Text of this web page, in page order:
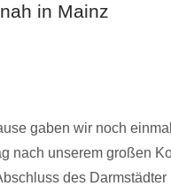
in Mainz
gaben wir noch
nach unserem großen
des Darmstädter